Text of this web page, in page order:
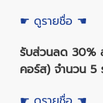
☛ ดูรายชื่อ ☚
รับส่วนลด 30%
คอร์ส) จำนวน 5